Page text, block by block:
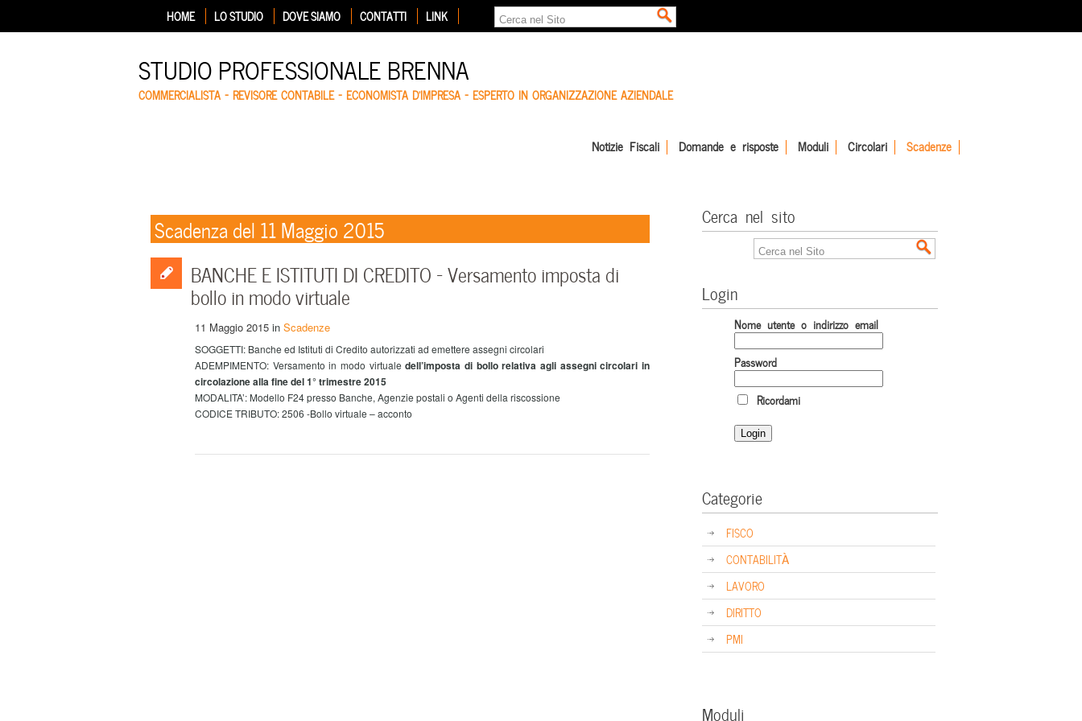
HOME LO STUDIO DOVE SIAMO CONTATTI LINK
STUDIO PROFESSIONALE BRENNA
COMMERCIALISTA – REVISORE CONTABILE – ECONOMISTA D'IMPRESA – ESPERTO IN ORGANIZZAZIONE AZIENDALE
Notizie Fiscali Domande e risposte Moduli Circolari Scadenze
Scadenza del 11 Maggio 2015
BANCHE E ISTITUTI DI CREDITO – Versamento imposta di
bollo in modo virtuale
11 Maggio 2015 in Scadenze
SOGGETTI: Banche ed Istituti di Credito autorizzati ad emettere assegni circolari
ADEMPIMENTO: Versamento in modo virtualedell’imposta di bollo relativa agli assegni circolari in
circolazione alla fine del 1° trimestre 2015
MODALITA’: Modello F24 presso Banche, Agenzie postali o Agenti della riscossione
CODICE TRIBUTO: 2506 -Bollo virtuale – acconto
Cerca nel sito
Login
Nome utente o indirizzo email
Password
Ricordami
Categorie
FISCO
CONTABILITÀ
LAVORO
DIRITTO
PMI
Moduli